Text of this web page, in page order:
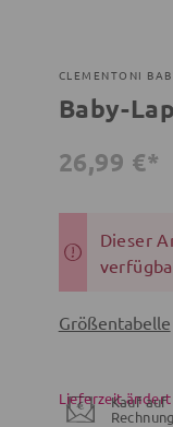
CLEMENTONI
Baby-
26,99 €*
Dieser
Größentabelle
Lieferzeit ändert
Kauf auf
Rechnung